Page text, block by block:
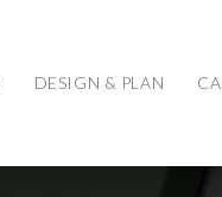
DESIGN & PLAN